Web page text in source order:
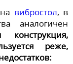
вибростол, в
аналогичен
конструкция,
реже,